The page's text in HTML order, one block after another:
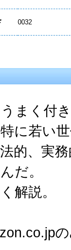
0032
まく付
に若い
的、実
だ。
解説。